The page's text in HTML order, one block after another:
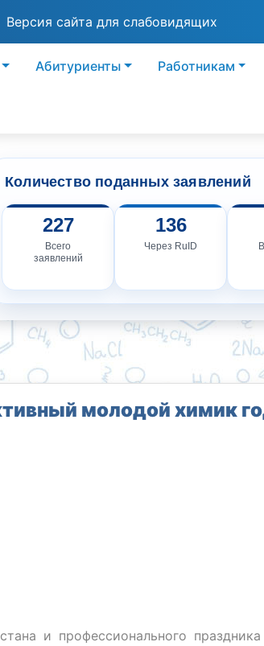
Версия сайта для слабовидящих
Абитуриенты Работникам
Количество поданных заявлений
227
Всего
заявлений
136
Через RuID
молодой химик
и профессионального